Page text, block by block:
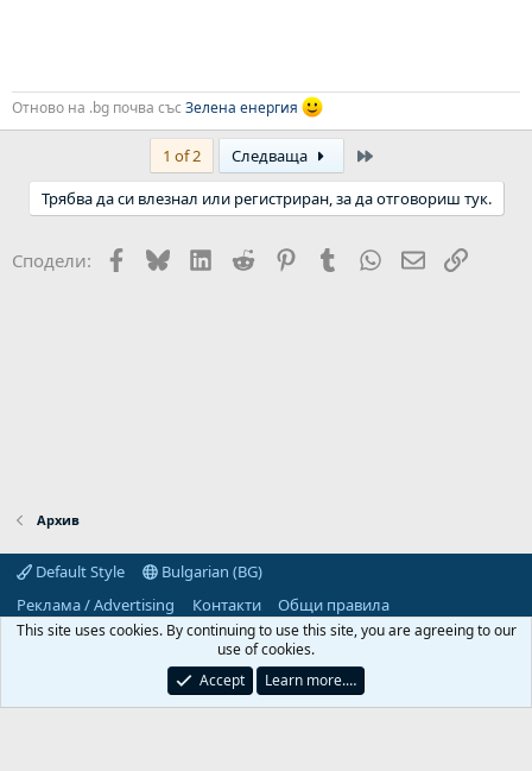
Отново на .bg почва със Зелена енергия
1 of 2 Следваща
Трябва да си влезнал или регистриран, за да отговориш тук.
Сподели: Facebook
BlueskyLinkedIn
Reddit PinterestTumblr WhatsApp
EmailLink
Архив
Default Style
Bulgarian (BG)
Реклама / Advertising
Контакти
Общи правила
Декларация за поверителност
Помощ Начало
R
S
Predpriemach.com © 2006-2026. Hosting by:
This site uses cookies. By continuing to use this site, you are agreeing to our
use of cookies.
Accept
Learn more.…